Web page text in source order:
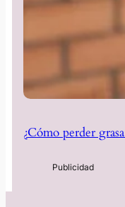
¿Cómo perder